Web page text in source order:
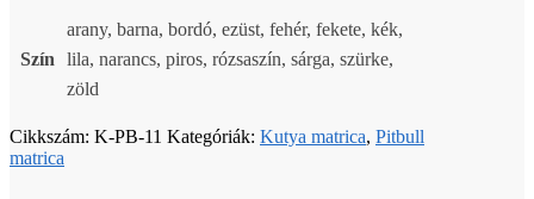
Szín
arany, barna, bordó, ezüst, fehér, fekete, kék,
lila, narancs, piros, rózsaszín, sárga, szürke,
zöld
Cikkszám: K-PB-11 Kategóriák: Kutya matrica, Pitbull
matrica